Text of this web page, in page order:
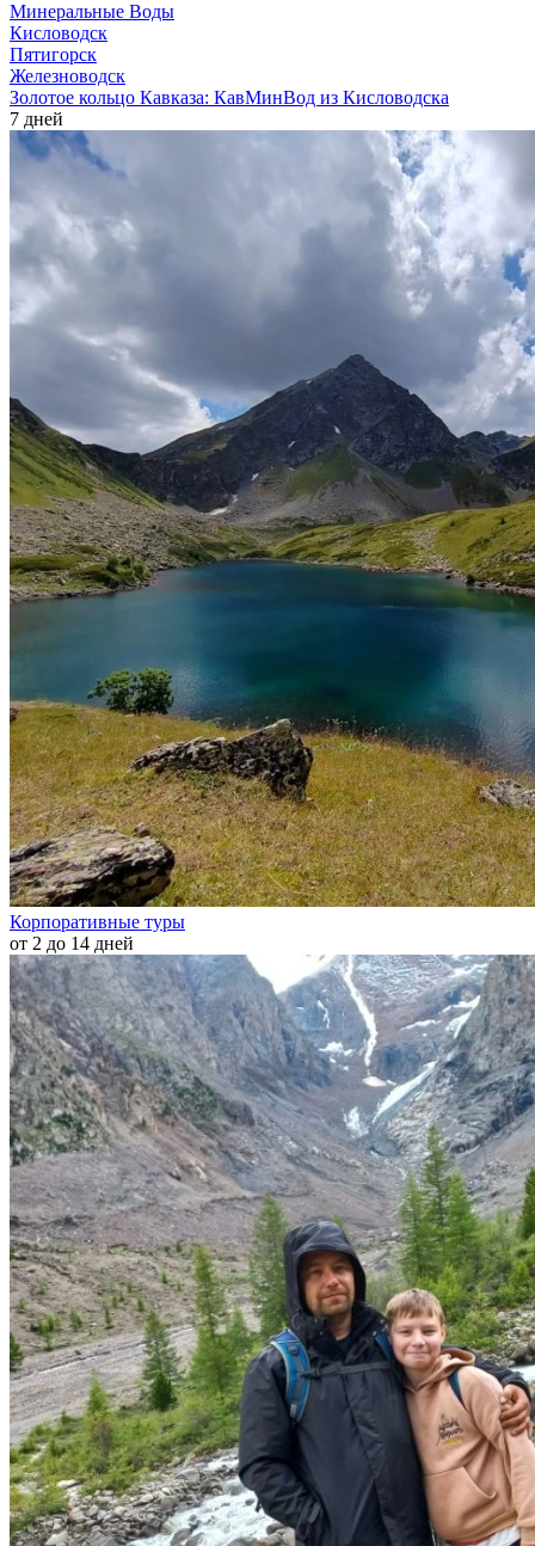
Минеральные Воды
Кисловодск
Пятигорск
Железноводск
Золотое кольцо Кавказа: КавМинВод из Кисловодска
7 дней
Корпоративные туры
от 2 до 14 дней